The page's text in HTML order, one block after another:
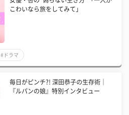
こわいなら旅をしてみて」
#ドラマ
毎日がピンチ?! 深田恭子の生存術｜
『ルパンの娘』特別インタビュー